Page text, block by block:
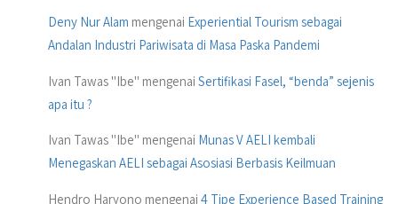
Deny Nur Alam mengenai Experiential Tourism sebagai
Andalan Industri Pariwisata di Masa Paska Pandemi
Ivan Tawas "Ibe" mengenai Sertifikasi Fasel, “benda” sejenis
apa itu ?
Ivan Tawas "Ibe" mengenai Munas V AELI kembali
Menegaskan AELI sebagai Asosiasi Berbasis Keilmuan
Hendro Haryono mengenai 4 Tipe Experience Based Training